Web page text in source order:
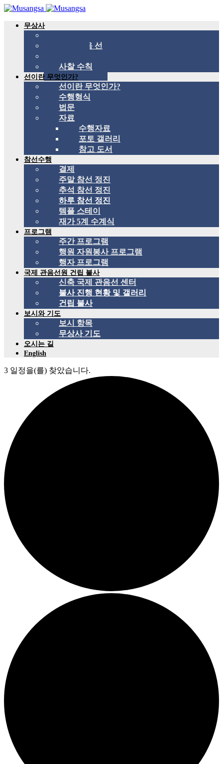
무상사
국제 관음 선
사찰 수칙
선이란 무엇인가?
선이란 무엇인가?
수행형식
법문
자료
수행자료
포토 갤러리
참고 도서
참선수행
결제
주말 참선 정진
추석 참선 정진
하루 참선 정진
템플 스테이
재가 5계 수계식
프로그램
주간 프로그램
행원 자원봉사 프로그램
행자 프로그램
국제 관음선원 건립 불사
신축 국제 관음선 센터
불사 진행 현황 및 갤러리
건립 불사
보시와 기도
보시 항목
무상사 기도
오시는 길
English
3 일정을(를) 찾았습니다.